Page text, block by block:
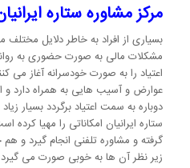
مرکز مشاوره ستاره
بسیاری از افراد به خاطر دلایل مختلف
مشکلات مالی به صورت حضوری به
اعتیاد را به صورت خودسرانه آغاز می
عوارض و آسیب هایی به همراه دارد و
دوباره به سمت اعتیاد برگردد بسیار
ستاره ایرانیان امکاناتی را مهیا
گرفته و مشاوره تلفنی انجام گیرد و
زیر نظر آن ها به خوبی صورت می